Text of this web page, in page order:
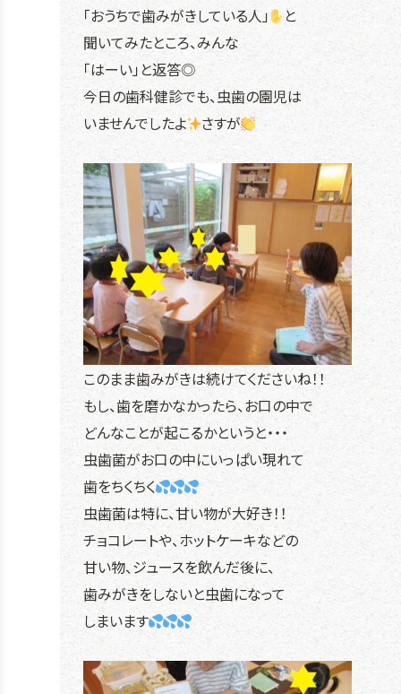
「おうちで歯みがきしている人」
と
聞いてみたところ、みんな
「はーい」と返答◎
今日の歯科健診でも、虫歯の園児は
いませんでしたよ
さすが
このまま歯みがきは続けてくださいね！！
もし、歯を磨かなかったら、お口の中で
どんなことが起こるかというと・・・
虫歯菌がお口の中にいっぱい現れて
歯をちくちく
虫歯菌は特に、甘い物が大好き！！
チョコレートや、ホットケーキなどの
甘い物、ジュースを飲んだ後に、
歯みがきをしないと虫歯になって
しまいます